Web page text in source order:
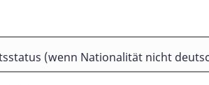
(wenn Nationalität nicht